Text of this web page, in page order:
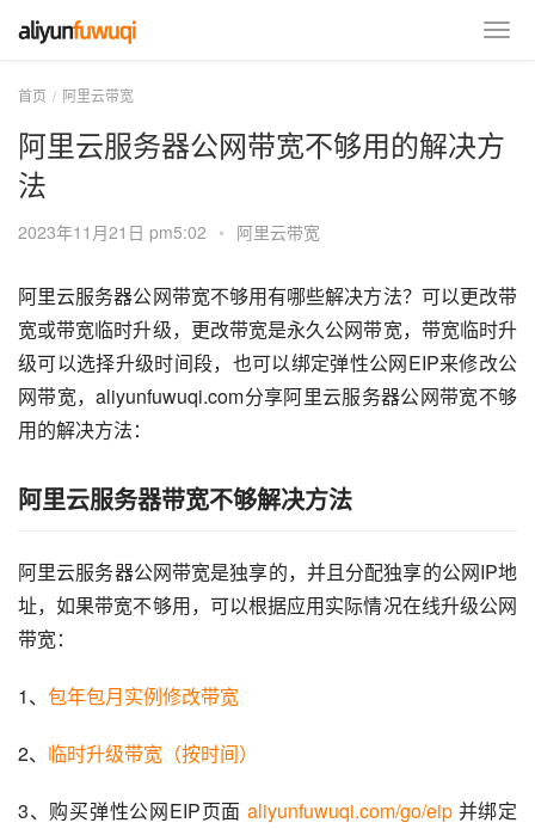
首页 阿里云带宽
阿里云服务器公网带宽不够用的解决方
法
2023年11月21日 pm5:02 • 阿里云带宽
阿里云服务器公网带宽不够用有哪些解决方法？可以更改带
宽或带宽临时升级，更改带宽是永久公网带宽，带宽临时升
级可以选择升级时间段，也可以绑定弹性公网EIP来修改公
网带宽，aliyunfuwuqi.com分享阿里云服务器公网带宽不够
用的解决方法：
阿里云服务器带宽不够解决方法
阿里云服务器公网带宽是独享的，并且分配独享的公网IP地
址，如果带宽不够用，可以根据应用实际情况在线升级公网
带宽：
1、 包年包月实例修改带宽
2、 临时升级带宽（按时间）
3、购买弹性公网EIP页面 aliyunfuwuqi.com/go/eip 并绑定